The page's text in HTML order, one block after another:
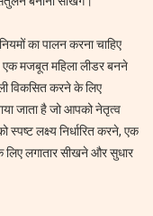
का पालन करना चाहिए
एक मजबूत महिला लीडर बनने
विकसित करने के लिए
जाता है जो आपको नेतृत्व
लक्ष्य निर्धारित करने, एक
लगातार सीखने और सुधार